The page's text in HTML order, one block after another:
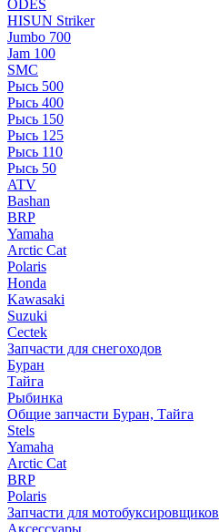
ОDЕS
HISUN Striker
Jumbo 700
Jam 100
SMC
Рысь 500
Рысь 400
Рысь 150
Рысь 125
Рысь 110
Рысь 50
ATV
Bashan
BRP
Yamaha
Arctic Cat
Polaris
Honda
Kawasaki
Suzuki
Cectek
Запчасти для снегоходов
Буран
Тайга
Рыбинка
Общие запчасти Буран, Тайга
Stels
Yamaha
Arctic Cat
BRP
Polaris
Запчасти для мотобуксировщиков
Аксессуары